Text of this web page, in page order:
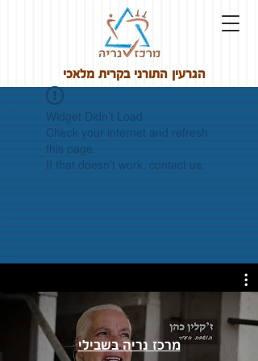
הגרעין התורני בקרית מלאכי
Widget Didn’t Load
Check your internet and refresh
this page.
If that doesn’t work, contact us.
מרכז נריה בשבילי